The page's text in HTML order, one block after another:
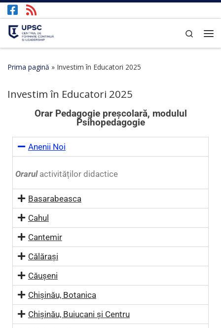
Afișează întregul conținut
Search
Prima pagină » Investim în Educatori 2025
Investim în Educatori 2025
Orar Pedagogie preșcolară, modulul
Psihopedagogie
Anenii Noi
Orarulactivităților didactice
Basarabeasca
Cahul
Cantemir
Călărași
Căușeni
Chișinău, Botanica
Chișinău, Buiucani și Centru